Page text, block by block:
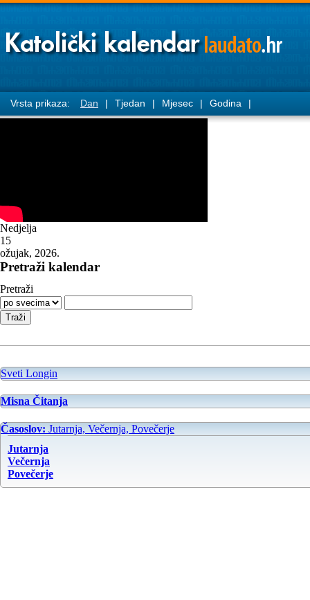
Vrsta prikaza: Dan | Tjedan | Mjesec | Godina |
Nedjelja
15
ožujak, 2026.
Pretraži kalendar
Pretraži
Sveti Longin
Misna Čitanja
Časoslov: Jutarnja, Večernja, Povečerje
Jutarnja
Večernja
Povečerje